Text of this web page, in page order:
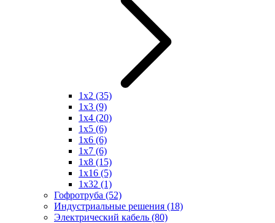
1x2 (35)
1x3 (9)
1x4 (20)
1x5 (6)
1x6 (6)
1x7 (6)
1x8 (15)
1x16 (5)
1x32 (1)
Гофротруба (52)
Индустриальные решения (18)
Электрический кабель (80)